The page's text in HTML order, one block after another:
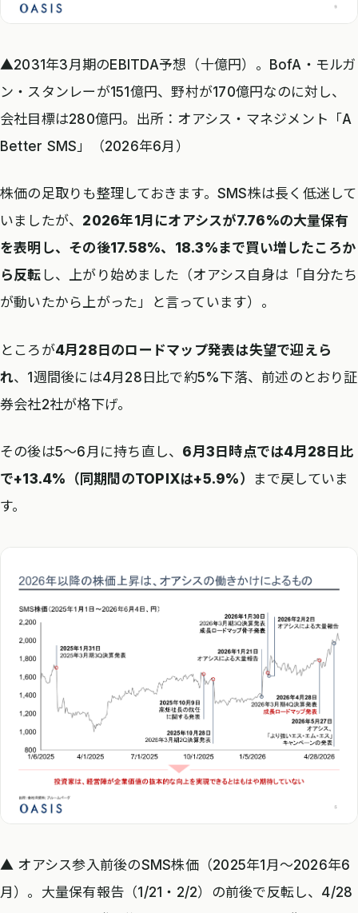
▲2031年3月期のEBITDA予想（十億円）。BofA・モルガ
ン・スタンレーが151億円、野村が170億円なのに対し、
会社目標は280億円。出所：オアシス・マネジメント「A
Better SMS」（2026年6月）
株価の足取りも整理しておきます。SMS株は長く低迷して
いましたが、 2026年1月にオアシスが7.76%の大量保有
を表明し、その後17.58%、18.3%まで買い増したころか
ら反転 し、上がり始めました（オアシス自身は「自分たち
が動いたから上がった」と言っています）。
ところが4月28日のロードマップ発表は失望で迎えら
れ、1週間後には4月28日比で約5%下落、前述のとおり証
券会社2社が格下げ。
その後は5〜6月に持ち直し、 6月3日時点では4月28日比
で+13.4%（同期間のTOPIXは+5.9%）
まで戻していま
す。
▲ オアシス参入前後のSMS株価（2025年1月〜2026年6
月）。大量保有報告（1/21・2/2）の前後で反転し、4/28